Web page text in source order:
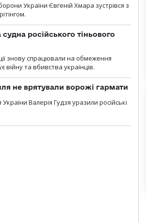
України Євгеній Хмара зустрівся з
російського тіньового
знову спрацювали на обмеження
війну та вбивства українців.
не врятували ворожі гармати
Валерія Гудзя уразили російські